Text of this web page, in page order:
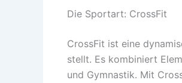
Die Sportart: CrossFit
CrossFit ist eine
stellt. Es kombiniert
und Gymnastik. Mit